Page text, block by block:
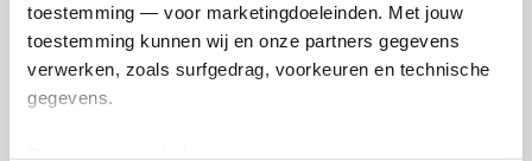
toestemming — voor marketingdoeleinden. Met jouw
toestemming kunnen wij en onze partners gegevens
verwerken, zoals surfgedrag, voorkeuren en technische
gegevens.